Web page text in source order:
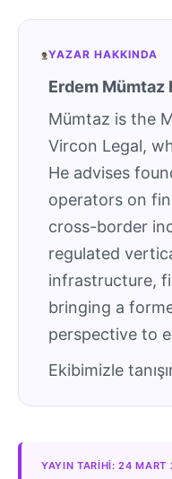
YAZAR HAKKINDA
Erdem Mümtaz
Mümtaz is the
Vircon Legal,
He advises
operators on
cross-border
regulated
infrastructure,
bringing a
perspective to
Ekibimizle
YAYIN TARIHI: 24 MART